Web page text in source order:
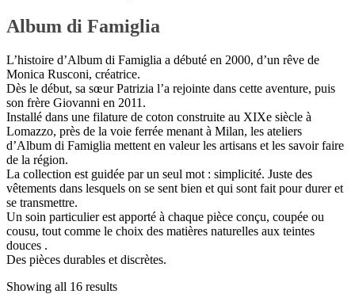
Album di Famiglia
L’histoire d’Album di Famiglia a débuté en 2000, d’un rêve de
Monica Rusconi, créatrice.
Dès le début, sa sœur Patrizia l’a rejointe dans cette aventure, puis
son frère Giovanni en 2011.
Installé dans une filature de coton construite au XIXe siècle à
Lomazzo, près de la voie ferrée menant à Milan, les ateliers
d’Album di Famiglia mettent en valeur les artisans et les savoir faire
de la région.
La collection est guidée par un seul mot : simplicité. Juste des
vêtements dans lesquels on se sent bien et qui sont fait pour durer et
se transmettre.
Un soin particulier est apporté à chaque pièce conçu, coupée ou
cousu, tout comme le choix des matières naturelles aux teintes
douces .
Des pièces durables et discrètes.
Showing all 16 results